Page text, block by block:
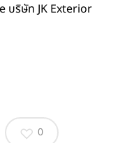
บริษัท JK Exterior
0